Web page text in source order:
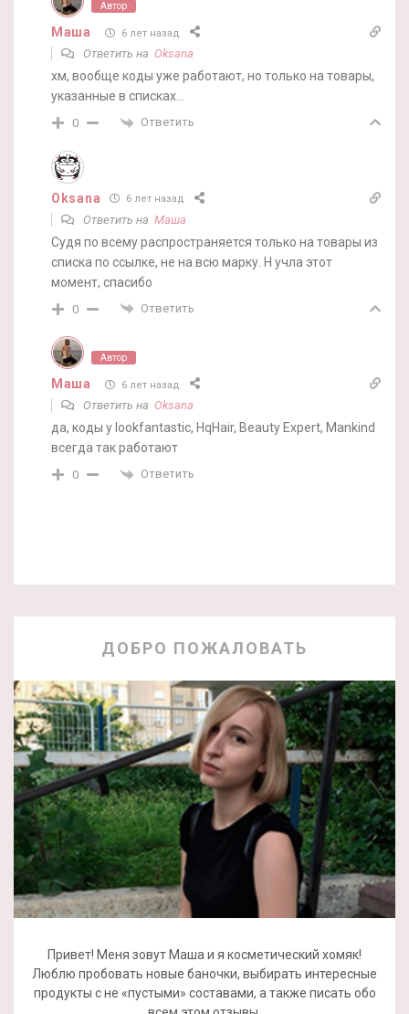
Автор
Маша 6 лет назад
Ответить на Oksana
хм, вообще коды уже работают, но только на товары,
указанные в списках…
0 Ответить
Oksana 6 лет назад
Ответить на Маша
Судя по всему распространяется только на товары из
списка по ссылке, не на всю марку. Н учла этот
момент, спасибо
0 Ответить
Автор
Маша 6 лет назад
Ответить на Oksana
да, коды у lookfantastic, HqHair, Beauty Expert, Mankind
всегда так работают
0 Ответить
ДОБРО ПОЖАЛОВАТЬ
Привет! Меня зовут Маша и я косметический хомяк!
Люблю пробовать новые баночки, выбирать интересные
продукты с не «пустыми» составами, а также писать обо